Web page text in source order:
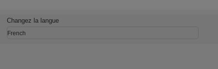
vêtement
Changez la langue
French